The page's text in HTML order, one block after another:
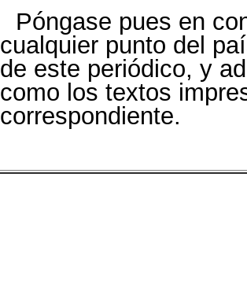
Póngase pues en
cualquier punto del
de este periódico, y
como los textos
correspondiente.